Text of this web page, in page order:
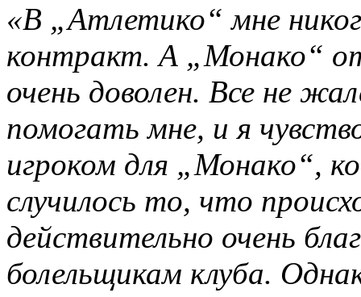
«В „Атлетико“ мне
контракт. А „Монако“
очень доволен. Все не
помогать мне, и я
игроком для „Монако“,
случилось то, что
действительно очень
болельщикам клуба.